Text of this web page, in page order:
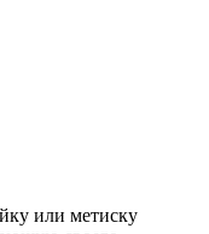
или метиску